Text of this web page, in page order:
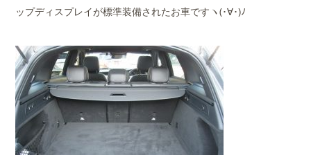
ップディスプレイが標準装備されたお車ですヽ(･∀･)ﾉ